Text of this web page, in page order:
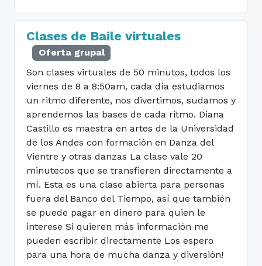
Clases de Baile virtuales
Oferta grupal
Son clases virtuales de 50 minutos, todos los
viernes de 8 a 8:50am, cada día estudiamos
un ritmo diferente, nos divertimos, sudamos y
aprendemos las bases de cada ritmo. Diana
Castillo es maestra en artes de la Universidad
de los Andes con formación en Danza del
Vientre y otras danzas La clase vale 20
minutecos que se transfieren directamente a
mí. Esta es una clase abierta para personas
fuera del Banco del Tiempo, así que también
se puede pagar en dinero para quien le
interese Si quieren más información me
pueden escribir directamente Los espero
para una hora de mucha danza y diversión!